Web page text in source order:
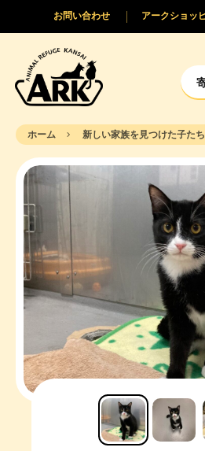
アークショッ
お問い合わせ
ホーム 新しい家族を見つけた子たち